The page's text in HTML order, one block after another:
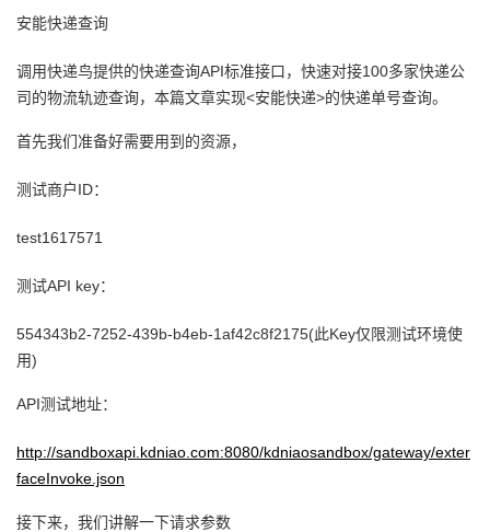
主
页
的
开
发
博
客
的
论
坛
我
的
圈
我
的
我
安能快递查询
调用快递鸟提供的快递查询API标准接口，快速对接100多家快递公
司的物流轨迹查询，本篇文章实现<安能快递>的快递单号查询。
首先我们准备好需要用到的资源，
测试商户ID：
test1617571
测试API key：
554343b2-7252-439b-b4eb-1af42c8f2175(此Key仅限测试环境使
用)
API测试地址：
http://sandboxapi.kdniao.com:8080/kdniaosandbox/gateway/exter
faceInvoke.json
接下来，我们讲解一下请求参数